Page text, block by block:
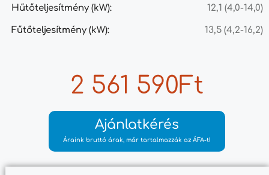
Hűtőteljesítmény (kW): 12,1 (4,0-14,0)
Fűtőteljesítmény (kW): 13,5 (4,2-16,2)
2 561 590Ft
Ajánlatkérés
Áraink bruttó árak, már tartalmazzák az ÁFA-t!